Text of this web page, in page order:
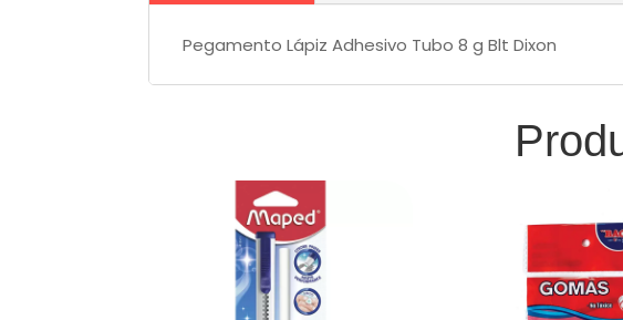
Pegamento Lápiz Adhesivo Tubo 8 g Blt Dixon